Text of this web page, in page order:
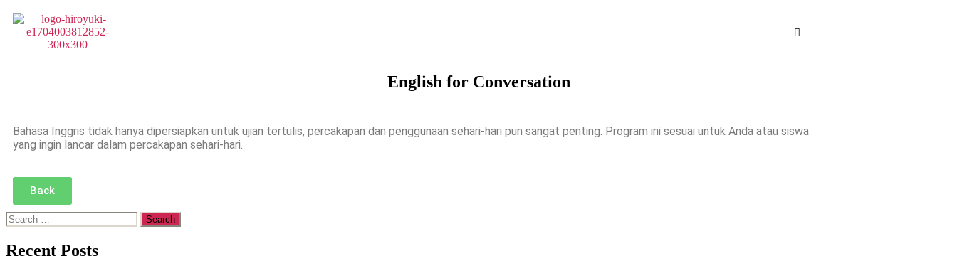
English for Conversation
Bahasa Inggris tidak hanya dipersiapkan untuk ujian tertulis, percakapan dan penggunaan sehari-hari pun sangat penting. Program ini sesuai untuk Anda atau siswa
yang ingin lancar dalam percakapan sehari-hari.
Back
Recent Posts